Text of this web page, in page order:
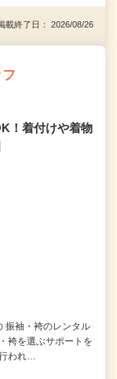
終了日： 2026/08/26
！着付けや着物
振袖・袴のレンタル
袴を選ぶサポートを
われ…